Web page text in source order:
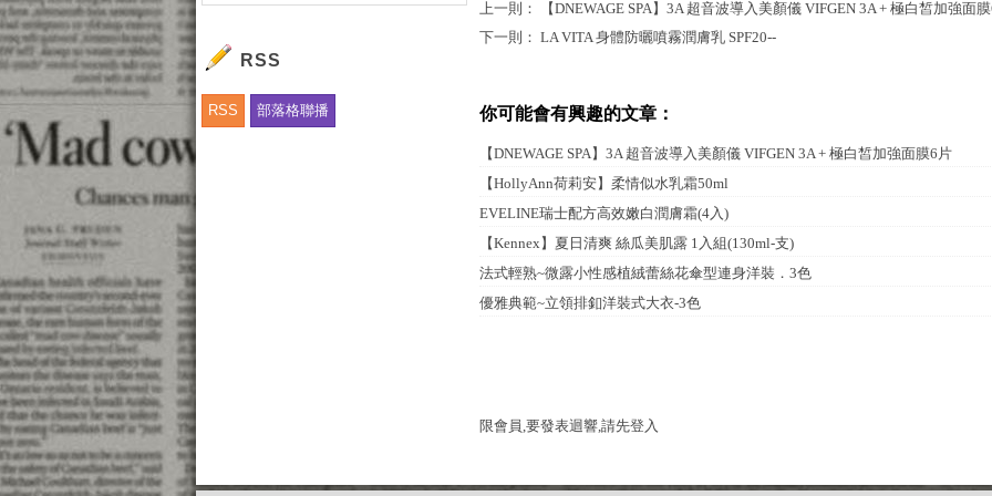
上一則：
【DNEWAGE SPA】3A 超音波導入美顏儀 VIFGEN 3A + 極白皙加強面
下一則： LA VITA 身體防曬噴霧潤膚乳 SPF20--
你可能會有興趣的文章：
【DNEWAGE SPA】3A 超音波導入美顏儀 VIFGEN 3A + 極白皙加強面膜6片
【HollyAnn荷莉安】柔情似水乳霜50ml
EVELINE瑞士配方高效嫩白潤膚霜(4入)
【Kennex】夏日清爽 絲瓜美肌露 1入組(130ml-支)
法式輕熟~微露小性感植絨蕾絲花傘型連身洋裝．3色
優雅典範~立領排釦洋裝式大衣-3色
限會員,要發表迴響,請先登入
RSS
RSS 部落格聯播